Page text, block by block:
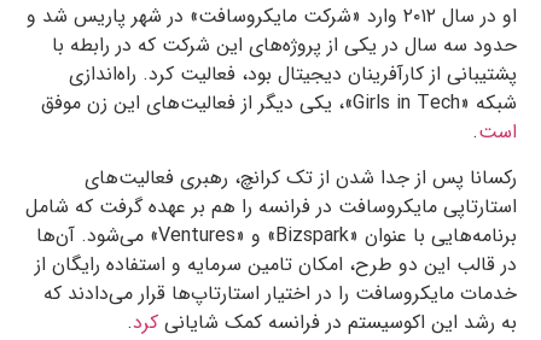
او در سال ۲۰۱۲ وارد «شرکت مایکروسافت» در شهر پاریس شد و
حدود سه سال در یکی از پروژه‌های این شرکت که در رابطه با
پشتیبانی از کارآفرینان دیجیتال بود، فعالیت کرد. راه‌اندازی
شبکه «Girls in Tech»، یکی دیگر از فعالیت‌های این زن موفق
است.
رکسانا پس از جدا شدن از تک کرانچ، رهبری فعالیت‌های
استارتاپی مایکروسافت در فرانسه را هم بر عهده گرفت که شامل
برنامه‌هایی با عنوان «Bizspark» و «Ventures» می‌شود. آن‌ها
در قالب این دو طرح، امکان تامین سرمایه و استفاده رایگان از
خدمات مایکروسافت را در اختیار استارتاپ‌ها قرار می‌دادند که
به رشد این اکوسیستم در فرانسه کمک شایانیکرد.